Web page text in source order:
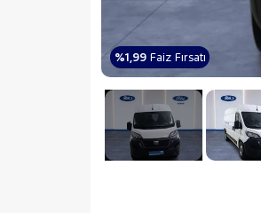
%1,99Faiz Fırsatı